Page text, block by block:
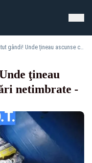
La ce s-au putut gândi! Unde ţineau ascunse cartuşele de ţigări netimbrate - FOTO
ţineau
netimbrate -